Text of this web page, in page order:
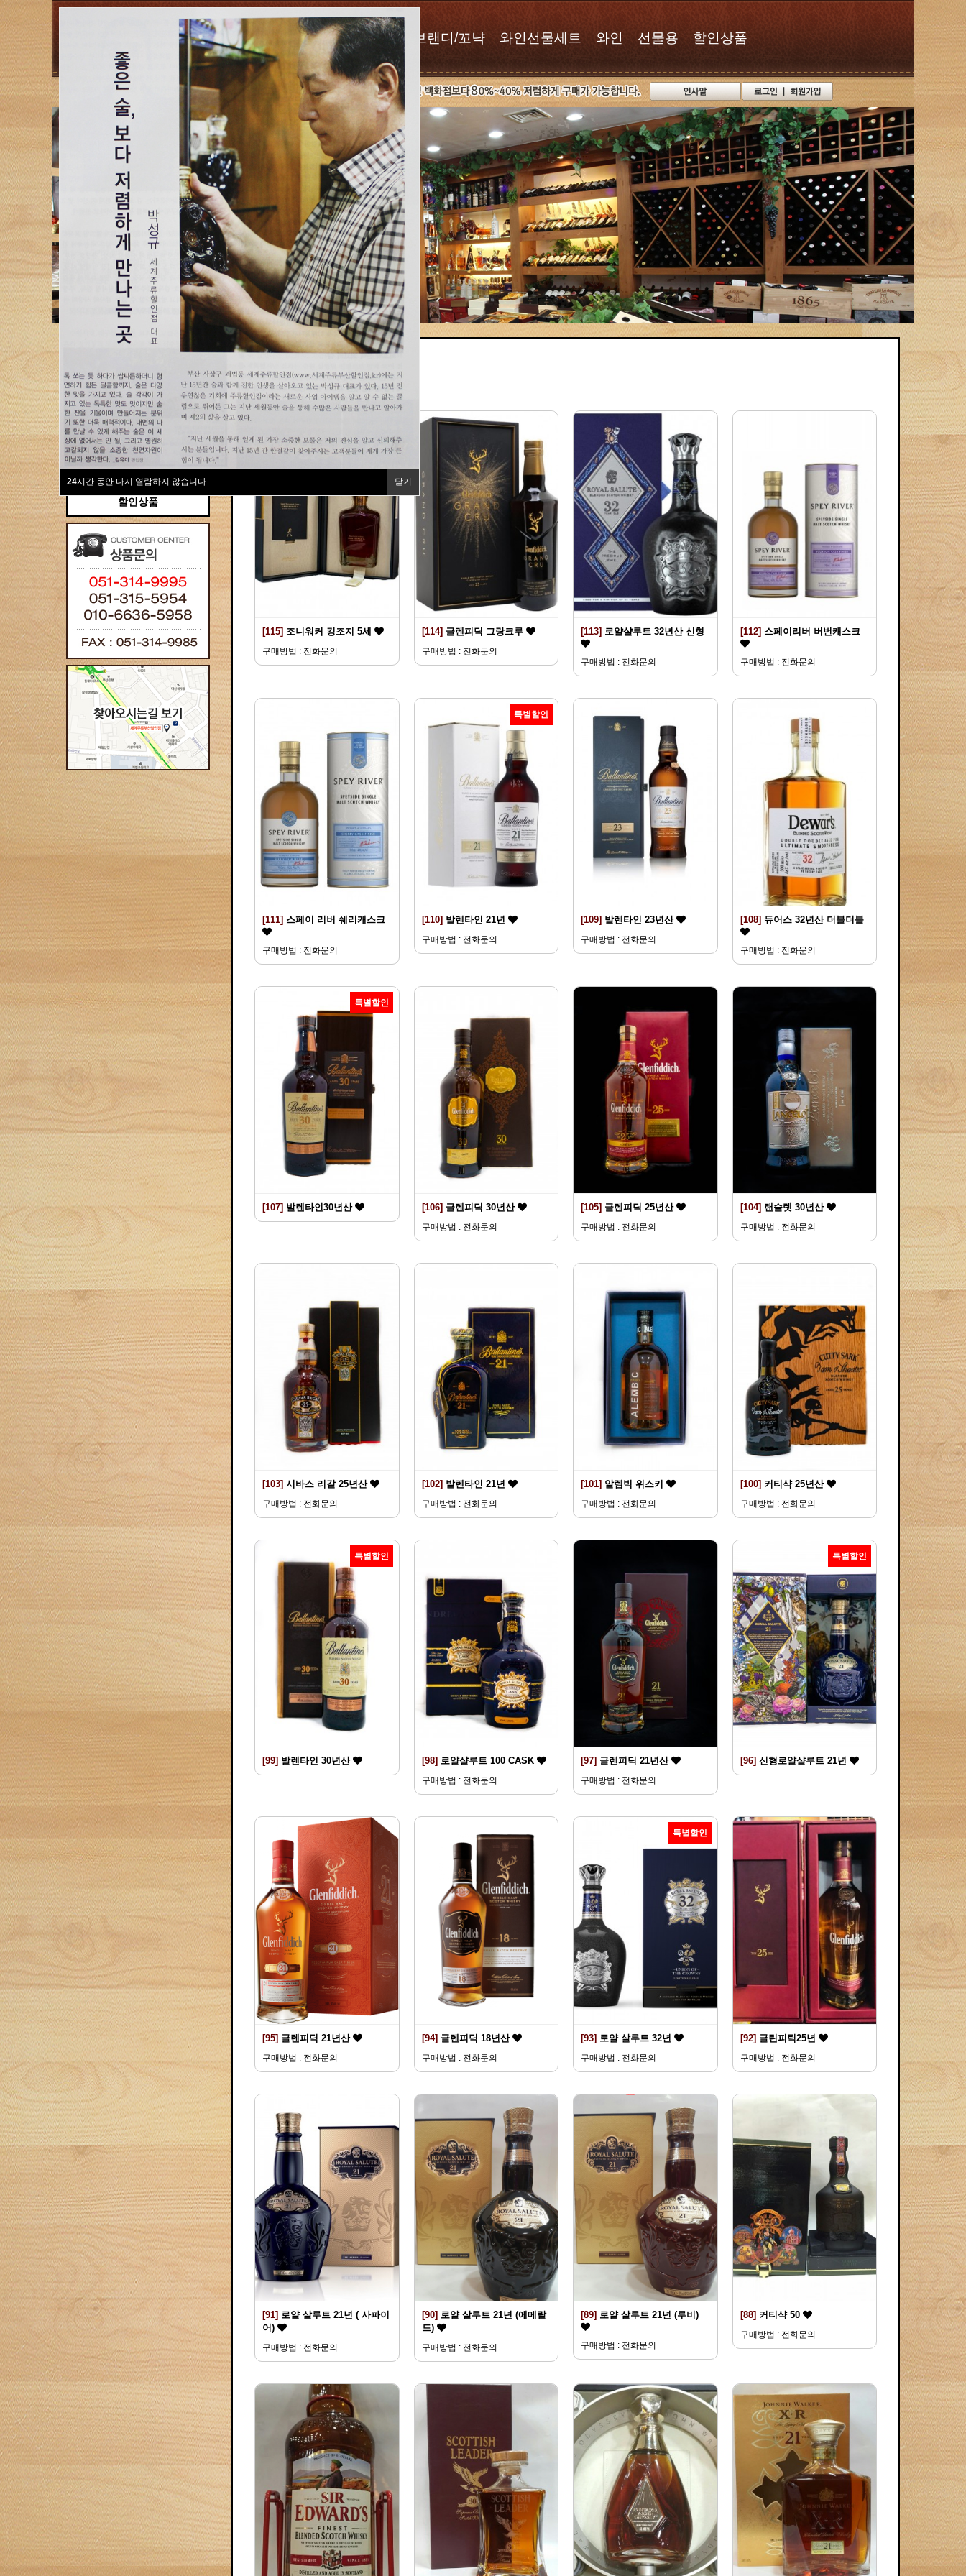
24시간 동안 다시 열람하지 않습니다. 닫기
위스키 브랜디/꼬냑 와인선물세트 와인 선물용 할인상품
새계주류부산할인점
위스키
브랜디/꼬냑
와인선물세트
와인
선물용
할인상품
Total 115건1 페이지
[115] 조니워커 킹조지 5세
구매방법 : 전화문의
[114] 글렌피딕 그랑크루
구매방법 : 전화문의
[113] 로얄샬루트 32년산 신형
구매방법 : 전화문의
[112] 스페이리버 버번캐스크
구매방법 : 전화문의
[111] 스페이 리버 쉐리캐스크
구매방법 : 전화문의
특별할인
[110]발렌타인 21년
구매방법 : 전화문의
[109] 발렌타인 23년산
구매방법 : 전화문의
[108]듀어스 32년산 더블더블
구매방법 : 전화문의
특별할인
[107] 발렌타인30년산 [106] 글렌피딕 30년산
구매방법 : 전화문의
[105] 글렌피딕 25년산
구매방법 : 전화문의
[104] 랜슬렛 30년산
구매방법 : 전화문의
[103] 시바스 리갈 25년산
구매방법 : 전화문의
[102] 발렌타인 21년
구매방법 : 전화문의
[101] 알렘빅 위스키
구매방법 : 전화문의
[100] 커티샥 25년산
구매방법 : 전화문의
특별할인
[99] 발렌타인 30년산 [98] 로얄샬루트 100 CASK
구매방법 : 전화문의
[97] 글렌피딕 21년산
구매방법 : 전화문의
특별할인
[96] 신형로얄샬루트 21년
[95] 글렌피딕 21년산
구매방법 : 전화문의
[94]글렌피딕 18년산
구매방법 : 전화문의
특별할인
[93] 로얄 살루트 32년
구매방법 : 전화문의
[92]글린피틱25년
구매방법 : 전화문의
[91] 로얄 살루트 21년 ( 사파이
어)
구매방법 : 전화문의
[90] 로얄 살루트 21년 (에메랄
드)
구매방법 : 전화문의
[89] 로얄 살루트 21년 (루비)
구매방법 : 전화문의
[88] 커티샥 50
구매방법 : 전화문의